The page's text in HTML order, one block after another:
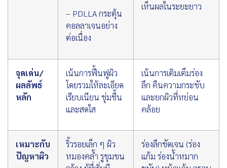
– PDLLA กระตุ้น
คอลลาเจนอย่าง
ต่อเนื่อง
เห็นผลในระยะยาว
จุดเด่น/
ผลลัพธ์
หลัก
เน้นการฟื้นฟูผิว
โดยรวมให้ละเอียด
เรียบเนียน ชุ่มชื้น
และสดใส
เน้นการเติมเต็มร่อง
ลึก คืนความกระชับ
และยกผิวที่หย่อน
คล้อย
เหมาะกับ
ปัญหาผิว
ริ้วรอยเล็ก ๆ ผิว
หมองคล้ำ รูขุมขน
ร่องลึกชัดเจน (ร่อง
แก้ม ร่องน้ำหมาก